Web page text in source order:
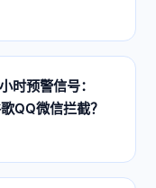
时预警信号：
QQ微信拦截？